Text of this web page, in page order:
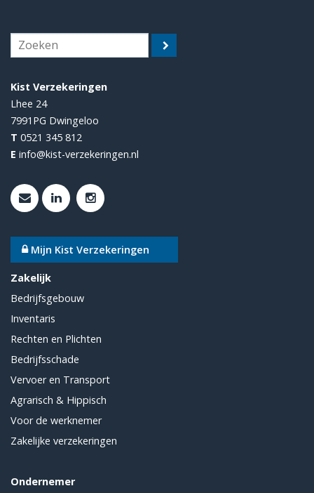
Kist Verzekeringen
Lhee 24
7991PG Dwingeloo
T 0521 345 812
E info@kist-verzekeringen.nl
Mijn Kist Verzekeringen
Zakelijk
Bedrijfsgebouw
Inventaris
Rechten en Plichten
Bedrijfsschade
Vervoer en Transport
Agrarisch & Hippisch
Voor de werknemer
Zakelijke verzekeringen
Ondernemer